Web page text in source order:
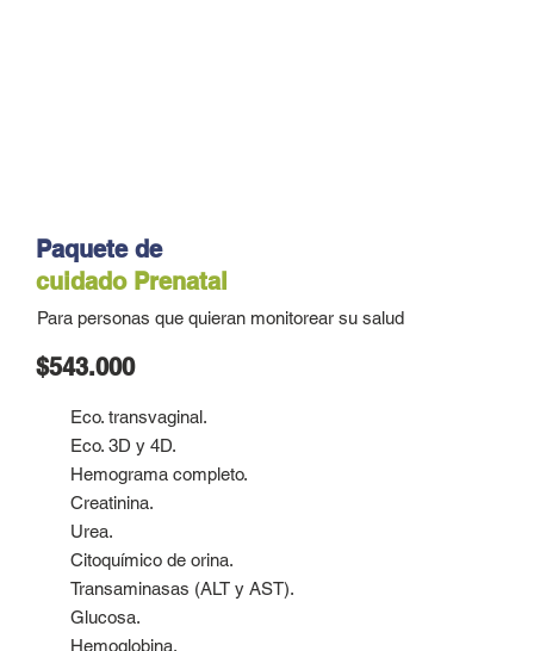
Paquete de
cuidado Prenatal
Para personas que quieran monitorear su salud
$543.000
Eco. transvaginal.
Eco. 3D y 4D.
Hemograma completo.
Creatinina.
Urea.
Citoquímico de orina.
Transaminasas (ALT y AST).
Glucosa.
Hemoglobina.